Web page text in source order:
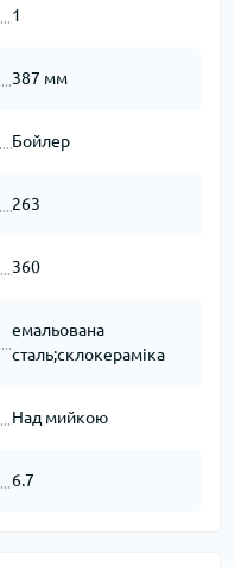
1
387 мм
Бойлер
263
360
емальована
сталь;склокераміка
Над мийкою
6.7